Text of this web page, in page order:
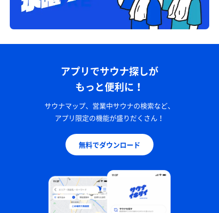
アプリでサウナ探しが
もっと便利に！
サウナマップ、営業中サウナの検索など、
アプリ限定の機能が盛りだくさん！
無料でダウンロード